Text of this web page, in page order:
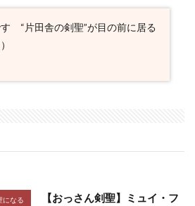
“片田舎の剣聖”が目の前に居る
になる
【おっさん剣聖】ミュイ・フ